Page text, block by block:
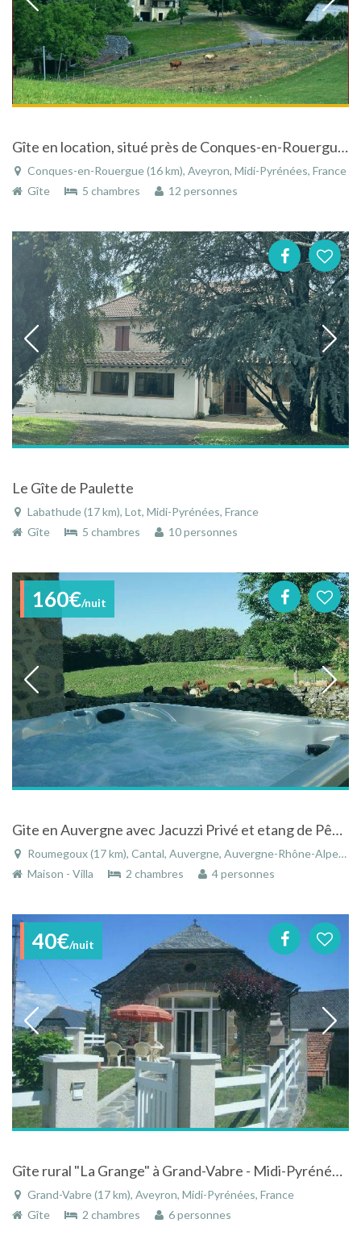
Gîte en location, situé près de Conques-en-Rouergue, en Aveyron
Conques-en-Rouergue (16 km), Aveyron, Midi-Pyrénées, France
Gîte
5 chambres 12 personnes
Le Gîte de Paulette
Labathude (17 km), Lot, Midi-Pyrénées, France
Gîte
5 chambres 10 personnes
160€/nuit
Gite en Auvergne avec Jacuzzi Privé et etang de Pêche
Roumegoux (17 km), Cantal, Auvergne, Auvergne-Rhône-Alpes, France
Maison - Villa
2 chambres 4 personnes
40€/nuit
Gîte rural "La Grange" à Grand-Vabre - Midi-Pyrénées à la campagne, proche de Conques
Grand-Vabre (17 km), Aveyron, Midi-Pyrénées, France
Gîte
2 chambres 6 personnes